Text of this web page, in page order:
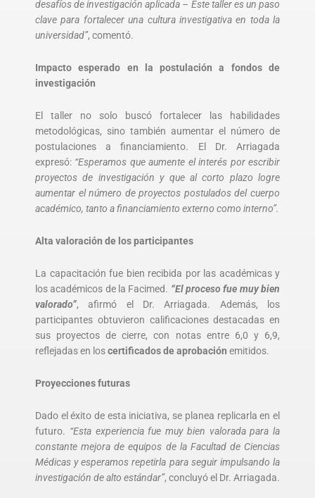
desafíos de investigación aplicada – Este taller es un paso
clave para fortalecer una cultura investigativa en toda la
universidad”, comentó.
Impacto esperado en la postulación a fondos de
investigación
El taller no solo buscó fortalecer las habilidades
metodológicas, sino también aumentar el número de
postulaciones a financiamiento. El Dr. Arriagada
expresó: “Esperamos que aumente el interés por escribir
proyectos de investigación y que al corto plazo logre
aumentar el número de proyectos postulados del cuerpo
académico, tanto a financiamiento externo como interno”.
Alta valoración de los participantes
La capacitación fue bien recibida por las académicas y
los académicos de la Facimed. “El proceso fue muy bien
valorado”, afirmó el Dr. Arriagada. Además, los
participantes obtuvieron calificaciones destacadas en
sus proyectos de cierre, con notas entre 6,0 y 6,9,
reflejadas en loscertificados de aprobación emitidos.
Proyecciones futuras
Dado el éxito de esta iniciativa, se planea replicarla en el
futuro. “Esta experiencia fue muy bien valorada para la
constante mejora de equipos de la Facultad de Ciencias
Médicas y esperamos repetirla para seguir impulsando la
investigación de alto estándar”, concluyó el Dr. Arriagada.